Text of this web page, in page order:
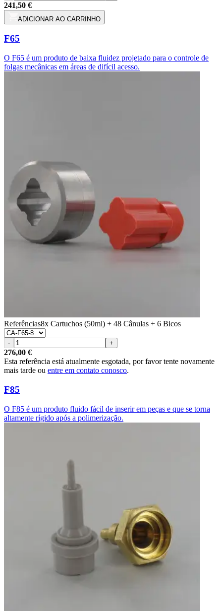
241,50 €
ADICIONAR AO CARRINHO
F65
O F65 é um produto de baixa fluidez projetado para o controle de
folgas mecânicas em áreas de difícil acesso.
Referências8x Cartuchos (50ml) + 48 Cânulas + 6 Bicos
- +
276,00 €
Esta referência está atualmente esgotada, por favor tente novamente
mais tarde ou entre em contato conosco.
F85
O F85 é um produto fluido fácil de inserir em peças e que se torna
altamente rígido após a polimerização.